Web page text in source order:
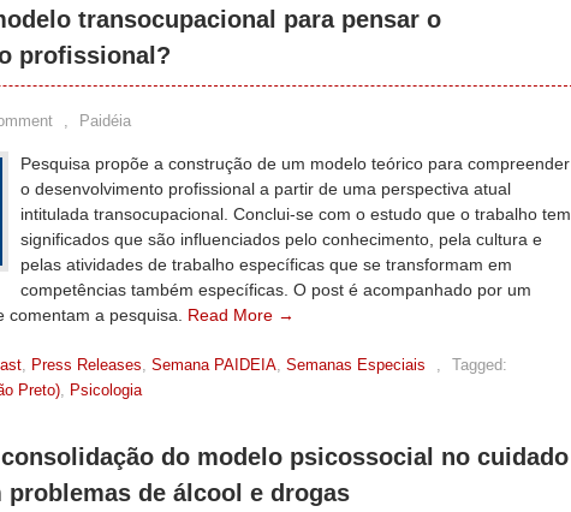
transocupacional para pensar o
profissional?
, Paidéia
Pesquisa propõe a construção de um modelo teórico para compreender
o desenvolvimento profissional a partir de uma perspectiva atual
intitulada transocupacional. Conclui-se com o estudo que o trabalho tem
significados que são influenciados pelo conhecimento, pela cultura e
pelas atividades de trabalho específicas que se transformam em
competências também específicas. O post é acompanhado por um
comentam a pesquisa. Read More →
, Press Releases, Semana PAIDEIA, Semanas Especiais ,
Tagged:
Preto), Psicologia
do modelo psicossocial no cuidado
problemas de álcool e drogas